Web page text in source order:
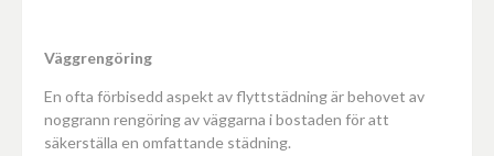
Väggrengöring
En ofta förbisedd aspekt av flyttstädning är behovet av
noggrann rengöring av väggarna i bostaden för att
säkerställa en omfattande städning.